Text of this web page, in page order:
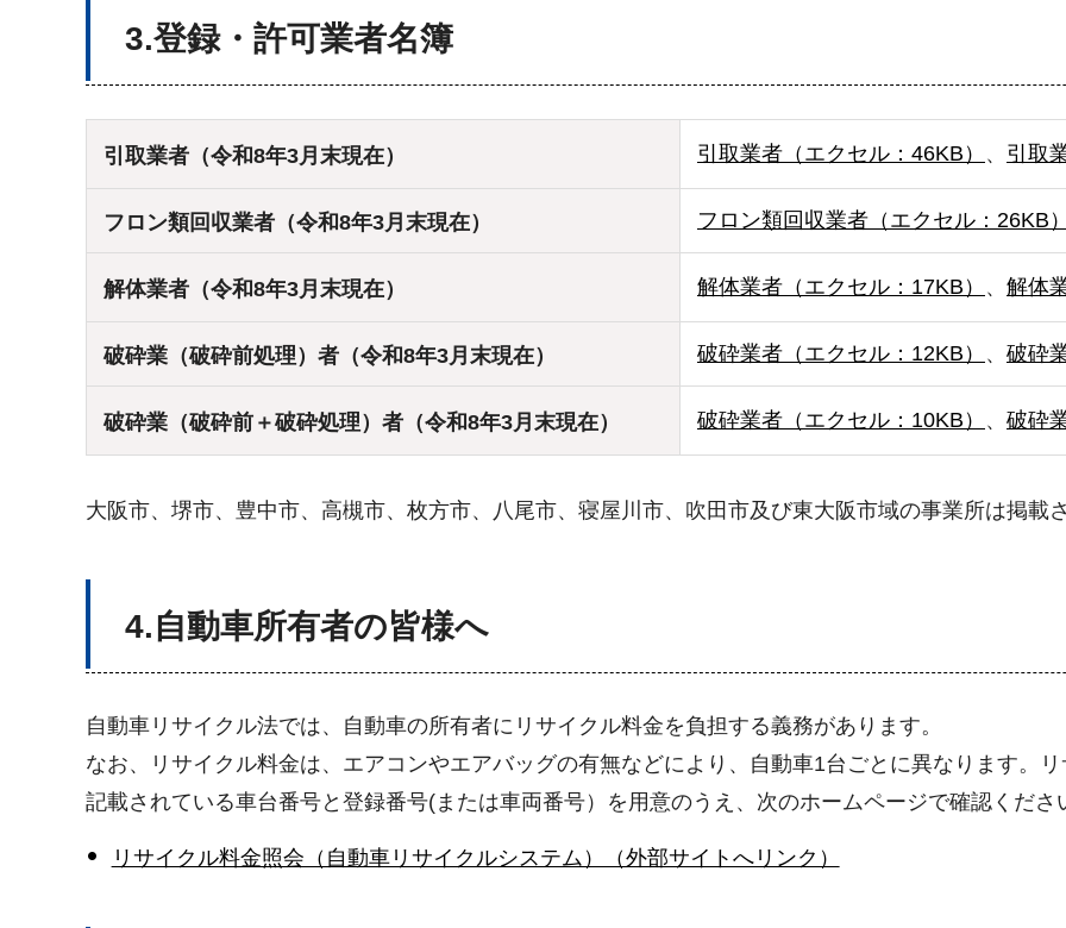
3.登録・許可業者名簿
引取業者（令和8年3月末現在） 引取業者（エクセル：46KB） 、 引取
フロン類回収業者（令和8年3月末現在） フロン類回収業者（エクセル：26KB）
解体業者（令和8年3月末現在） 解体業者（エクセル：17KB） 、 解体
破砕業（破砕前処理）者（令和8年3月末現在） 破砕業者（エクセル：12KB） 、 破砕
破砕業（破砕前＋破砕処理）者（令和8年3月末現在） 破砕業者（エクセル：10KB） 、 破砕
大阪市、堺市、豊中市、高槻市、枚方市、八尾市、寝屋川市、吹田市及び東大阪市域の事業所は掲載
4.自動車所有者の皆様へ
自動車リサイクル法では、自動車の所有者にリサイクル料金を負担する義務があります。
なお、リサイクル料金は、エアコンやエアバッグの有無などにより、自動車1台ごとに異なります。
記載されている車台番号と登録番号(または車両番号）を用意のうえ、次のホームページで確認くださ
リサイクル料金照会（自動車リサイクルシステム）（外部サイトへリンク）